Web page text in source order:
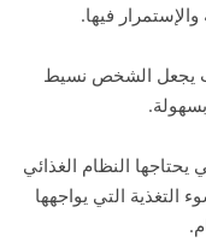
فيها.
يجعل الشخص نسيط
النظام الغذائي
التي يواجهها